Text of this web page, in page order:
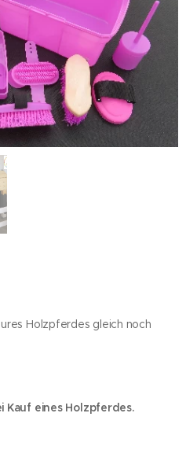
Holzpferdes gleich noch
Kauf eines Holzpferdes.